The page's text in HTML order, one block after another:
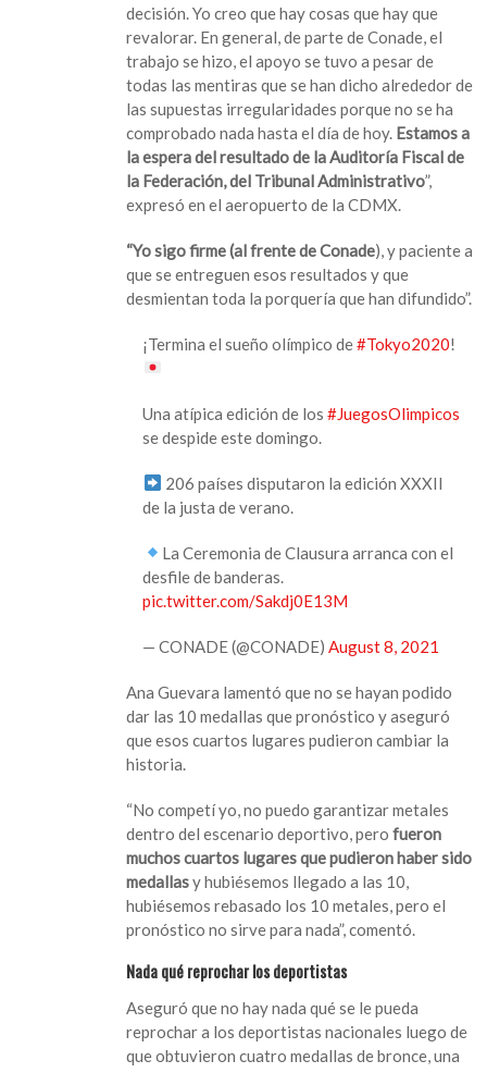
decisión. Yo creo que hay cosas que hay que
revalorar. En general, de parte de Conade, el
trabajo se hizo, el apoyo se tuvo a pesar de
todas las mentiras que se han dicho alrededor de
las supuestas irregularidades porque no se ha
comprobado nada hasta el día de hoy. Estamos a
la espera del resultado de la Auditoría Fiscal de
la Federación, del Tribunal Administrativo”,
expresó en el aeropuerto de la CDMX.
“Yo sigo firme (al frente de Conade), y paciente a
que se entreguen esos resultados y que
desmientan toda la porquería que han difundido”.
¡Termina el sueño olímpico de#Tokyo2020!
Una atípica edición de los#JuegosOlimpicos
se despide este domingo.
206 países disputaron la edición XXXII
de la justa de verano.
La Ceremonia de Clausura arranca con el
desfile de banderas.
pic.twitter.com/Sakdj0E13M
— CONADE (@CONADE) August 8, 2021
Ana Guevara lamentó que no se hayan podido
dar las 10 medallas que pronóstico y aseguró
que esos cuartos lugares pudieron cambiar la
historia.
“No competí yo, no puedo garantizar metales
dentro del escenario deportivo, pero fueron
muchos cuartos lugares que pudieron haber sido
medallasy hubiésemos llegado a las 10,
hubiésemos rebasado los 10 metales, pero el
pronóstico no sirve para nada”, comentó.
Nada qué reprochar los deportistas
Aseguró que no hay nada qué se le pueda
reprochar a los deportistas nacionales luego de
que obtuvieron cuatro medallas de bronce, una